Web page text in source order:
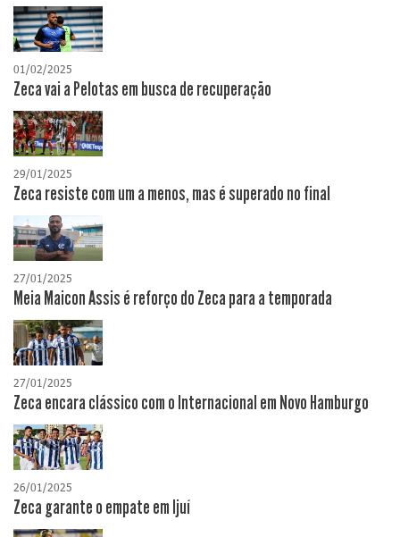
01/02/2025
Zeca vai a Pelotas em busca de recuperação
29/01/2025
Zeca resiste com um a menos, mas é superado no final
27/01/2025
Meia Maicon Assis é reforço do Zeca para a temporada
27/01/2025
Zeca encara clássico com o Internacional em Novo Hamburgo
26/01/2025
Zeca garante o empate em Ijuí